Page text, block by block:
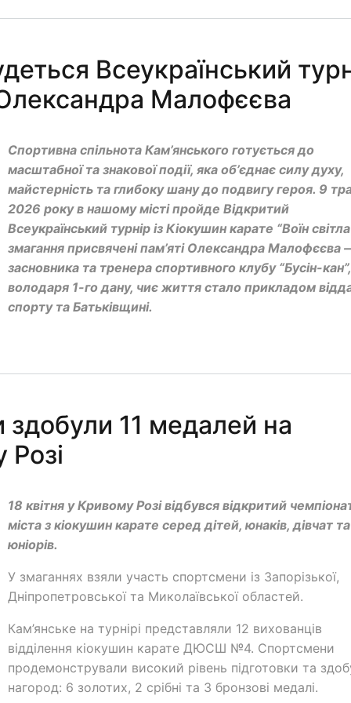
Всеукраїнський
Олександра Малофєєва
Спортивна спільнота Кам’янського готується до
масштабної та знакової події, яка об’єднає силу духу,
майстерність та глибоку шану до подвигу героя. 9
2026 року в нашому місті пройде Відкритий
Всеукраїнський турнір із Кіокушин карате “Воїн
змагання присвячені пам’яті Олександра Малофєєва
засновника та тренера спортивного клубу “Бусін-кан”,
володаря 1-го дану, чиє життя стало прикладом
спорту та Батьківщині.
здобули 11 медалей на
Розі
18 квітня у Кривому Розі відбувся відкритий
міста з кіокушин карате серед дітей, юнаків, дівчат та
юніорів.
У змаганнях взяли участь спортсмени із Запорізької,
Дніпропетровської та Миколаївської областей.
Кам’янське на турнірі представляли 12 вихованців
відділення кіокушин карате ДЮСШ №4. Спортсмени
продемонстрували високий рівень підготовки та
нагород: 6 золотих, 2 срібні та 3 бронзові медалі.